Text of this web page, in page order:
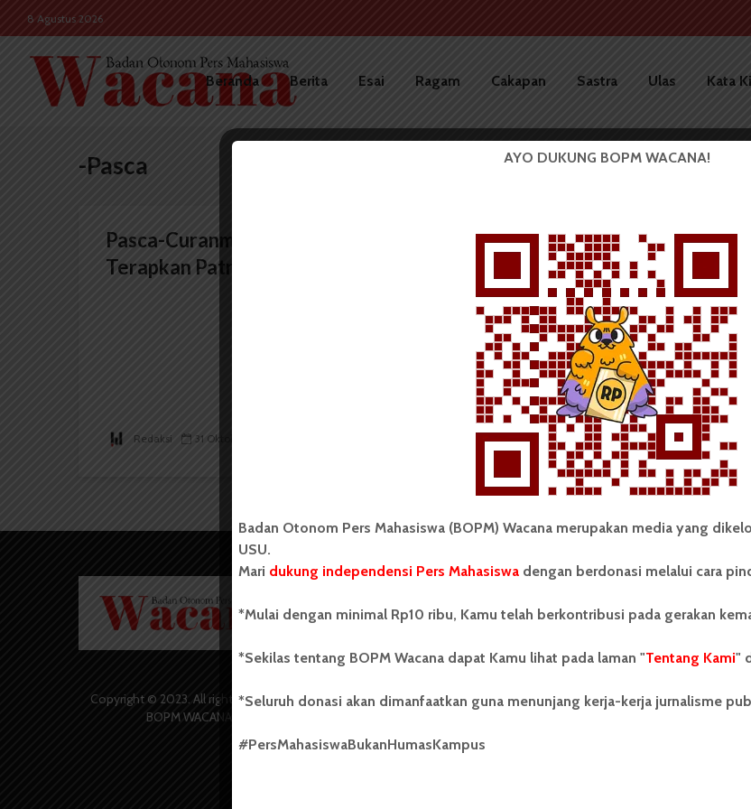
8 Agustus 2026
Beranda Berita Esai Ragam Cakapan Sastra Ulas Kata
-Pasca
Pasca-Curanmor, Satpam FISIP
Terapkan Patroli
Redaksi 31 Oktober 2014
Copyright © 2023. All rights reserved
BOPM WACANA.
Badan Otonom Pers Mahasiswa (BOPM)
yang berdiri di luar kampus dan dikelola
Universitas Sumatera Utara (USU).
salah satu Unit Kegiatan Mahasiswa
(UKM) di Universitas Sumatera Utara
USU yang berdiri pada 1 Juli 1995.
Kontribusi
Info Iklan
Pedoman Media
AYO DUKUNG BOPM WACANA!
Badan Otonom Pers Mahasiswa (BOPM) Wacana merupakan media yang
USU.
Mari dukung independensi Pers Mahasiswadengan berdonasi melalui cara
*Mulai dengan minimal Rp10 ribu, Kamu telah berkontribusi pada gerakan
*Sekilas tentang BOPM Wacana dapat Kamu lihat pada laman "Tentang Kami"
*Seluruh donasi akan dimanfaatkan guna menunjang kerja-kerja jurnalisme
#PersMahasiswaBukanHumasKampus